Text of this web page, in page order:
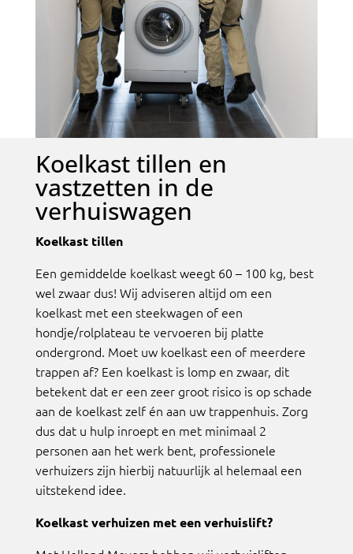
Koelkast tillen en
vastzetten in de
verhuiswagen
Koelkast tillen
Een gemiddelde koelkast weegt 60 – 100 kg, best
wel zwaar dus! Wij adviseren altijd om een
koelkast met een steekwagen of een
hondje/rolplateau te vervoeren bij platte
ondergrond. Moet uw koelkast een of meerdere
trappen af? Een koelkast is lomp en zwaar, dit
betekent dat er een zeer groot risico is op schade
aan de koelkast zelf én aan uw trappenhuis. Zorg
dus dat u hulp inroept en met minimaal 2
personen aan het werk bent, professionele
verhuizers zijn hierbij natuurlijk al helemaal een
uitstekend idee.
Koelkast verhuizen met een verhuislift?